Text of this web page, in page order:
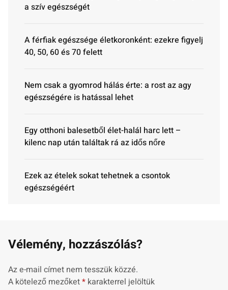
a szív egészségét
A férfiak egészsége életkoronként: ezekre figyelj
40, 50, 60 és 70 felett
Nem csak a gyomrod hálás érte: a rost az agy
egészségére is hatással lehet
Egy otthoni balesetből élet-halál harc lett –
kilenc nap után találtak rá az idős nőre
Ezek az ételek sokat tehetnek a csontok
egészségéért
Vélemény, hozzászólás?
Az e-mail címet nem tesszük közzé.
A kötelező mezőket* karakterrel jelöltük